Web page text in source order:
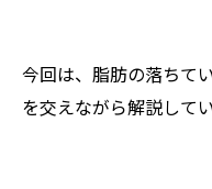
今回は、脂肪の落ちて
を交えながら解説してい